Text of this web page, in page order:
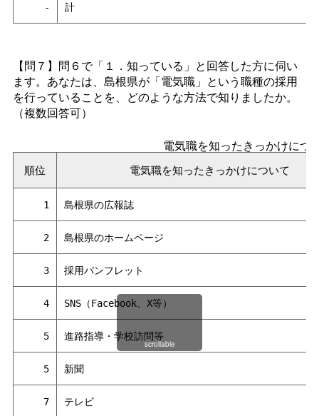
- 計
【問７】問６で「１．知っている」と回答した方に伺い
ます。あなたは、島根県が「電気職」という職種の採用
を行っていることを、どのような方法で知りましたか。
（複数回答可）
電気職を知ったきっかけにつ
順位 電気職を知ったきっかけについて
1 島根県の広報誌
2 島根県のホームページ
3 採用パンフレット
4 SNS（Facebook、X等）
5 進路指導・学校訪問等
5 新聞
7 テレビ
scrollable